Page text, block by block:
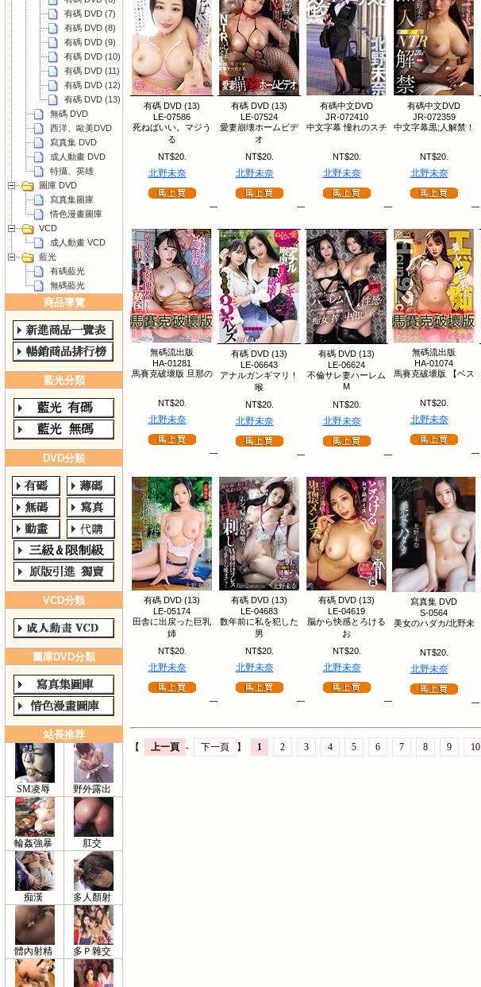
有碼 DVD (7)
有碼 DVD (8)
有碼 DVD (9)
有碼 DVD (10)
有碼 DVD (11)
有碼 DVD (12)
有碼 DVD (13)
無碼 DVD
西洋、歐美DVD
寫真集 DVD
成人動畫 DVD
特攝、英雄
圖庫 DVD
寫真集圖庫
情色漫畫圖庫
VCD
成人動畫 VCD
藍光
有碼藍光
無碼藍光
商品導覽
藍光分類
DVD分類
VCD分類
圖庫DVD分類
站長推荐
SM凌辱 野外露出
輪姦強暴 肛交
痴漢 多人顏射
體內射精 多Ｐ雜交
有碼 DVD (13)
LE-07586
死ねばいい。マジう
る
NT$20.
北野未奈
有碼 DVD (13)
LE-07524
愛妻崩壊ホームビデ
オ
NT$20.
北野未奈
有碼中文DVD
JR-072410
中文字幕 憧れのスチ
NT$20.
北野未奈
有碼中文DVD
JR-072359
中文字幕黒;人解禁！
NT$20.
北野未奈
無碼流出版
HA-01281
馬賽克破壞版 旦那の
NT$20.
北野未奈
有碼 DVD (13)
LE-06643
アナルガンギマリ！
喉
NT$20.
北野未奈
有碼 DVD (13)
LE-06624
不倫サレ妻ハーレム
M
NT$20.
北野未奈
無碼流出版
HA-01074
馬賽克破壞版 【ベス
NT$20.
北野未奈
有碼 DVD (13)
LE-05174
田舎に出戻った巨乳
姉
NT$20.
北野未奈
有碼 DVD (13)
LE-04683
数年前に私を犯した
男
NT$20.
北野未奈
有碼 DVD (13)
LE-04619
脳から快感とろける
お
NT$20.
北野未奈
寫真集 DVD
S-0564
美女のハダカ/北野未
NT$20.
北野未奈
【 上一頁 - 下一頁 】 1 2 3 4 5 6 7 8 9 10